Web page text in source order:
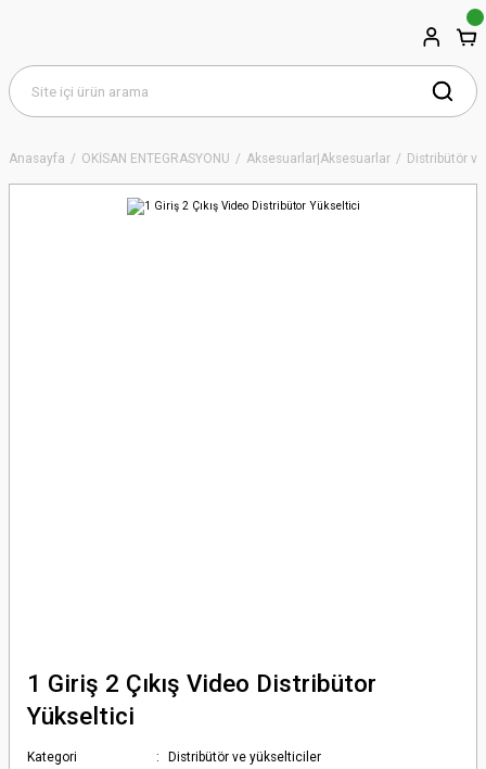
Anasayfa OKİSAN ENTEGRASYONU Aksesuarlar|Aksesuarlar Distribütör
1 Giriş 2 Çıkış Video Distribütor
Yükseltici
Kategori
Distribütör ve yükselticiler